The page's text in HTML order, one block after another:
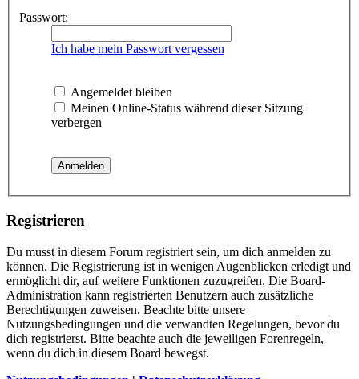
Passwort:
Ich habe mein Passwort vergessen
Angemeldet bleiben
Meinen Online-Status während dieser Sitzung
verbergen
Registrieren
Du musst in diesem Forum registriert sein, um dich anmelden zu
können. Die Registrierung ist in wenigen Augenblicken erledigt und
ermöglicht dir, auf weitere Funktionen zuzugreifen. Die Board-
Administration kann registrierten Benutzern auch zusätzliche
Berechtigungen zuweisen. Beachte bitte unsere
Nutzungsbedingungen und die verwandten Regelungen, bevor du
dich registrierst. Bitte beachte auch die jeweiligen Forenregeln,
wenn du dich in diesem Board bewegst.